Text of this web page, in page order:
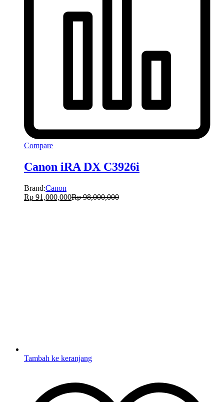
Compare
Canon iRA DX C3926i
Brand:Canon
Rp 91,000,000Rp98,000,000
Tambah ke keranjang